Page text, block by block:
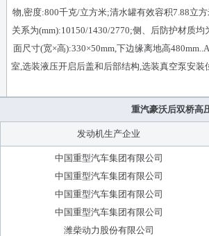
物,密度:800千克/立方米;清水罐有效容积7.88立
关系为(mm):10150/1430/2770;侧、后防护材质
面尺寸(宽×高):330×50mm,下边缘离地高
室,选装液压开启后盖和后部结构,选装真空泵安
重汽豪沃后双桥高
发动机生产企业
中国重型汽车集团有限公司
中国重型汽车集团有限公司
中国重型汽车集团有限公司
中国重型汽车集团有限公司
潍柴动力股份有限公司